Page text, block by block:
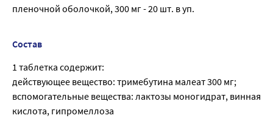
пленочной оболочкой, 300 мг - 20 шт. в уп.
Состав
1 таблетка содержит:
действующее вещество: тримебутина малеат 300 мг;
вспомогательные вещества: лактозы моногидрат, винная
кислота, гипромеллоза